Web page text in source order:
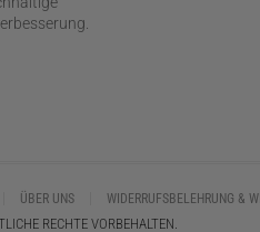
ÜBER UNS WIDERRUFSBELEHRUNG &
RECHTE VORBEHALTEN.